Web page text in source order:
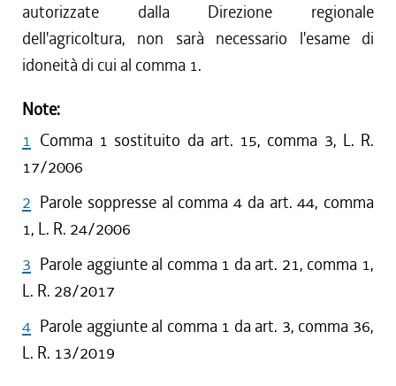
autorizzate dalla Direzione regionale
dell'agricoltura, non sarà necessario l'esame di
idoneità di cui al comma 1.
Note:
1 Comma 1 sostituito da art. 15, comma 3, L. R.
17/2006
2 Parole soppresse al comma 4 da art. 44, comma
1, L. R. 24/2006
3 Parole aggiunte al comma 1 da art. 21, comma 1,
L. R. 28/2017
4 Parole aggiunte al comma 1 da art. 3, comma 36,
L. R. 13/2019